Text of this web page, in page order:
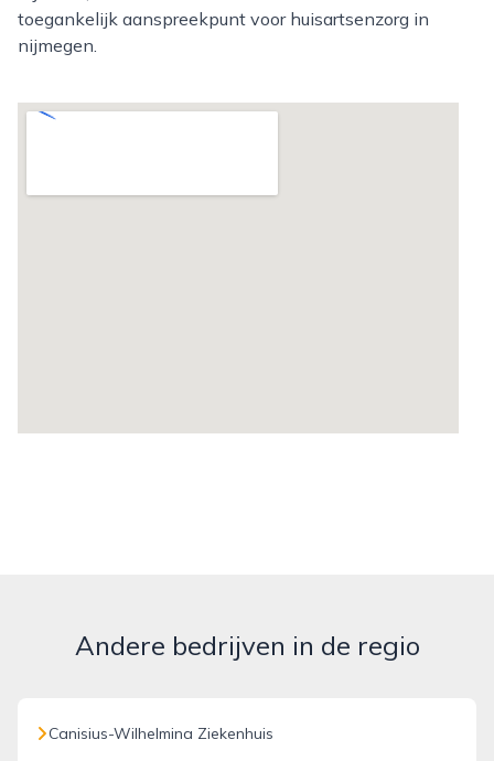
toegankelijk aanspreekpunt voor huisartsenzorg in
nijmegen.
Andere bedrijven in de regio
Canisius-Wilhelmina Ziekenhuis